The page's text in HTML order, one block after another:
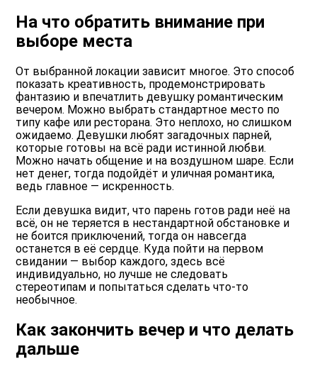
На что обратить внимание при
выборе места
От выбранной локации зависит многое. Это способ
показать креативность, продемонстрировать
фантазию и впечатлить девушку романтическим
вечером. Можно выбрать стандартное место по
типу кафе или ресторана. Это неплохо, но слишком
ожидаемо. Девушки любят загадочных парней,
которые готовы на всё ради истинной любви.
Можно начать общение и на воздушном шаре. Если
нет денег, тогда подойдёт и уличная романтика,
ведь главное — искренность.
Если девушка видит, что парень готов ради неё на
всё, он не теряется в нестандартной обстановке и
не боится приключений, тогда он навсегда
останется в её сердце. Куда пойти на первом
свидании — выбор каждого, здесь всё
индивидуально, но лучше не следовать
стереотипам и попытаться сделать что-то
необычное.
Как закончить вечер и что делать
дальше